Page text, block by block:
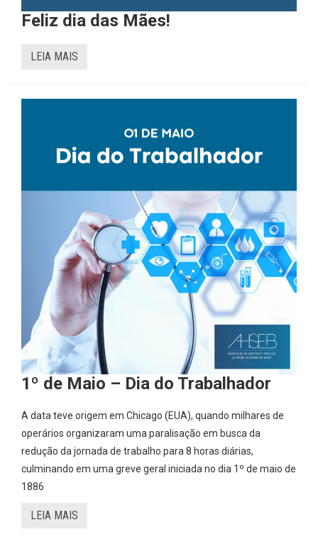
Feliz dia das Mães!
LEIA MAIS
1º de Maio – Dia do Trabalhador
A data teve origem em Chicago (EUA), quando milhares de
operários organizaram uma paralisação em busca da
redução da jornada de trabalho para 8 horas diárias,
culminando em uma greve geral iniciada no dia 1º de maio de
1886
LEIA MAIS